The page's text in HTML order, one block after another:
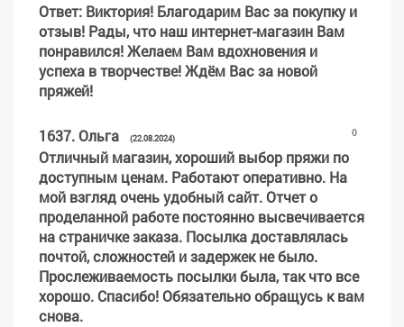
Ответ: Виктория! Благодарим Вас за покупку и
отзыв! Рады, что наш интернет-магазин Вам
понравился! Желаем Вам вдохновения и
успеха в творчестве! Ждём Вас за новой
пряжей!
0
1637. Ольга (22.08.2024)
Отличный магазин, хороший выбор пряжи по
доступным ценам. Работают оперативно. На
мой взгляд очень удобный сайт. Отчет о
проделанной работе постоянно высвечивается
на страничке заказа. Посылка доставлялась
почтой, сложностей и задержек не было.
Прослеживаемость посылки была, так что все
хорошо. Спасибо! Обязательно обращусь к вам
снова.